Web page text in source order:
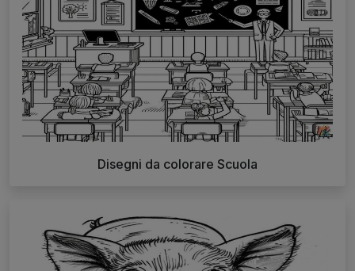
Disegni da colorare Scuola